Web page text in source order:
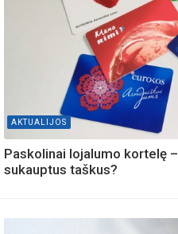
AKTUALIJOS
Paskolinai lojalumo kortelę
sukauptus taškus?